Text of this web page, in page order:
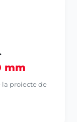
mm
proiecte de